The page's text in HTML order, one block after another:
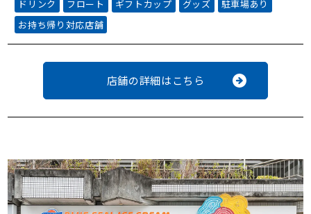
ドリンク フロート ギフトカップ グッズ
駐車場あり
お持ち帰り対応店舗
店舗の詳細はこちら